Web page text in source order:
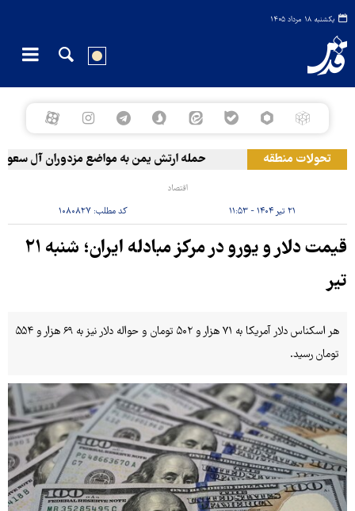
یکشنبه ۱۸ مرداد ۱۴۰۵
تحولات منطقه حمله ارتش یمن به مواضع مزدوران آل سعود
اقتصاد
۲۱ تیر ۱۴۰۴ - ۱۱:۵۳ کد مطلب:۱۰۸۰۸۲۷
قیمت دلار و یورو در مرکز مبادله ایران؛ شنبه ۲۱
تیر
هر اسکناس دلار آمریکا به ۷۱ هزار و ۵۰۲ تومان و حواله دلار نیز به ۶۹ هزار و ۵۵۴
تومان رسید.